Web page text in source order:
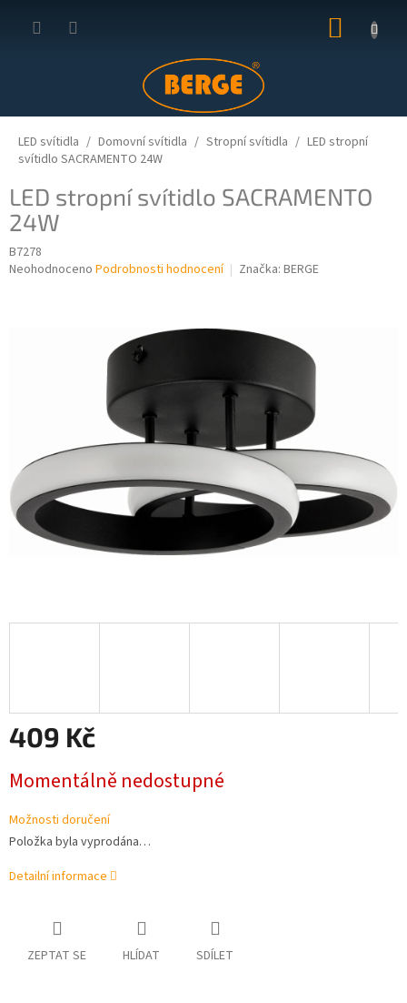
KOŠÍK
LED svítidla Domovní svítidla Stropní svítidla
LED stropní
svítidlo SACRAMENTO 24W
LED stropní svítidlo SACRAMENTO
24W
B7278
Průměrné
Neohodnoceno Podrobnosti hodnocení Značka: BERGE
409 Kč
cena:
Momentálně nedostupné
Možnosti doručení
Položka byla vyprodána…
Detailní informace
ZEPTAT SE HLÍDAT SDÍLET